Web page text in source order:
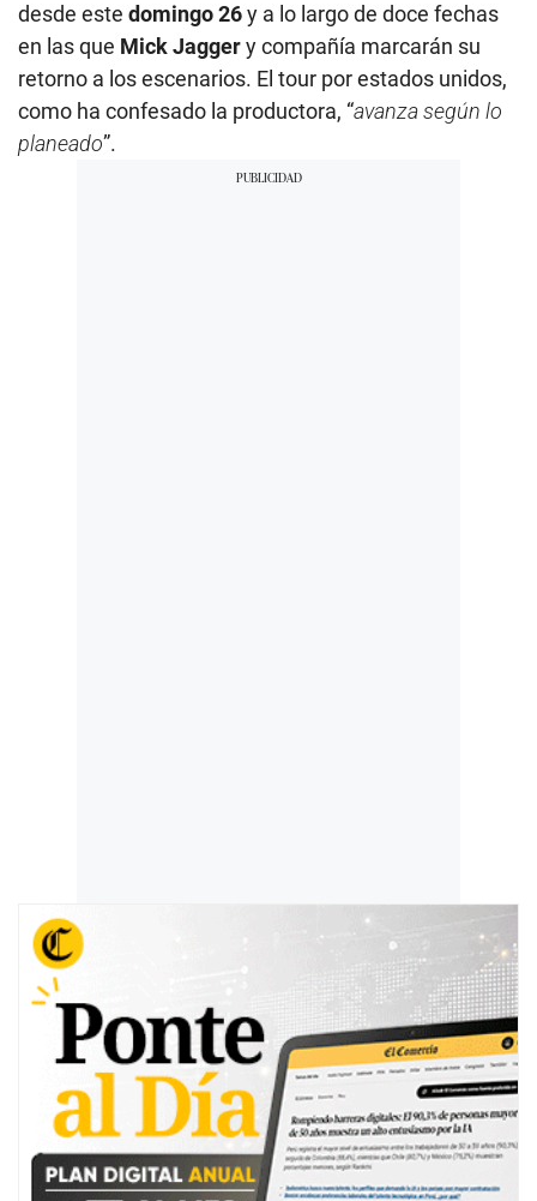
desde este domingo 26y a lo largo de doce fechas
en las que Mick Jaggery compañía marcarán su
retorno a los escenarios. El tour por estados unidos,
como ha confesado la productora, “avanza según lo
planeado”.